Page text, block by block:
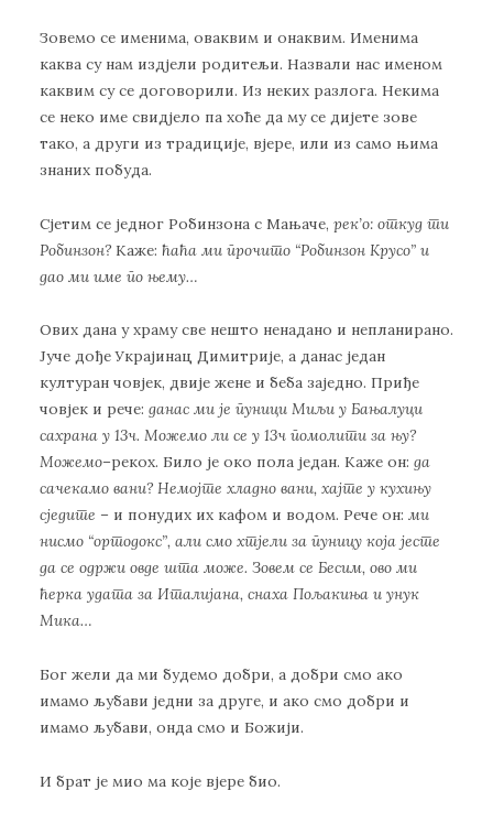
Зовемо се именима, оваквим и онаквим. Именима
каква су нам издјели родитељи. Назвали нас именом
каквим су се договорили. Из неких разлога. Некима
се неко име свидјело па хоће да му се дијете зове
тако, а други из традиције, вјере, или из само њима
знаних побуда.
Сјетим се једног Робинзона с Мањаче, рек’о: откуд ти
Робинзон? Каже: ћаћа ми прочито “Робинзон Крусо” и
дао ми име по њему…
Ових дана у храму све нешто ненадано и непланирано.
Јуче дође Украјинац Димитрије, а данас један
културан човјек, двије жене и беба заједно. Приђе
човјек и рече: данас ми је пуници Миљи у Бањалуци
сахрана у 13ч. Можемо ли се у 13ч помолити за њу?
Можемо–рекох. Било је око пола један. Каже он: да
сачекамо вани? Немојте хладно вани, хајте у кухињу
сједите – и понудих их кафом и водом. Рече он: ми
нисмо “ортодокс”, али смо хтјели за пуницу која јесте
да се одржи овде шта може. Зовем се Бесим, ово ми
ћерка удата за Италијана, снаха Пољакиња и унук
Мика…
Бог жели да ми будемо добри, а добри смо ако
имамо љубави једни за друге, и ако смо добри и
имамо љубави, онда смо и Божији.
И брат је мио ма које вјере био.